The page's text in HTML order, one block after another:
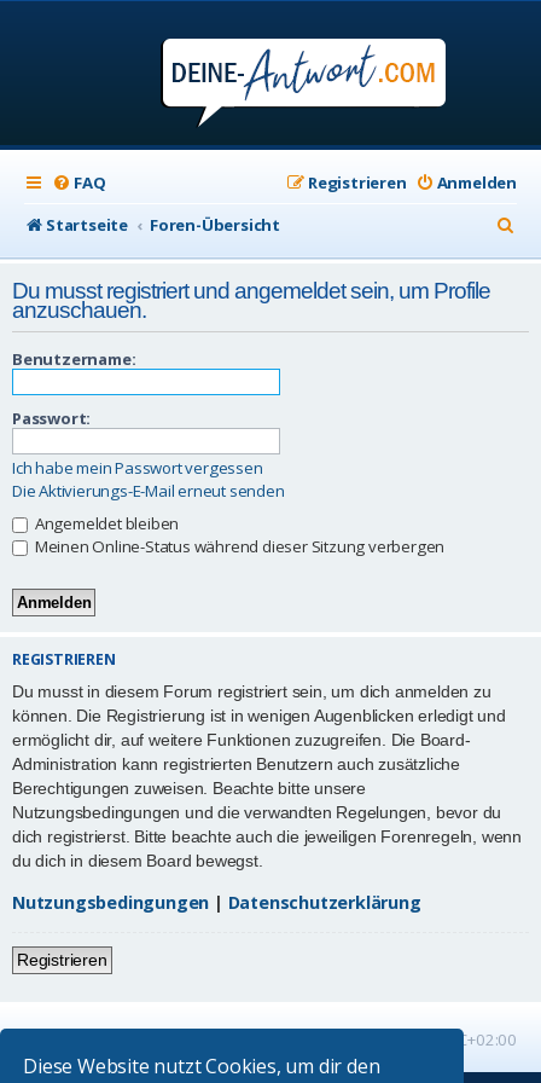
Diese Website nutzt Cookies, um dir den
FAQ Anmelden
Registrieren
Startseite
Foren-Übersicht
u
h
Du musst registriert und angemeldet sein, um Profile
anzuschauen.
Benutzername:
Passwort:
Ich habe mein Passwort vergessen
Die Aktivierungs-E-Mail erneut senden
Angemeldet bleiben
Meinen Online-Status während dieser Sitzung verbergen
REGISTRIEREN
Du musst in diesem Forum registriert sein, um dich anmelden zu
können. Die Registrierung ist in wenigen Augenblicken erledigt und
ermöglicht dir, auf weitere Funktionen zuzugreifen. Die Board-
Administration kann registrierten Benutzern auch zusätzliche
Berechtigungen zuweisen. Beachte bitte unsere
Nutzungsbedingungen und die verwandten Regelungen, bevor du
dich registrierst. Bitte beachte auch die jeweiligen Forenregeln, wenn
du dich in diesem Board bewegst.
Nutzungsbedingungen | Datenschutzerklärung
Registrieren
UTC+02:00